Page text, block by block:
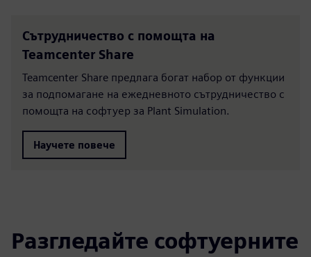
Сътрудничество с помощта на
Teamcenter Share
Teamcenter Share предлага богат набор от функции
за подпомагане на ежедневното сътрудничество с
помощта на софтуер за Plant Simulation.
Научете повече
Разгледайте софтуерните